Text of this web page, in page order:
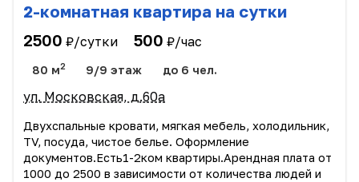
2-комнатная квартира на сутки
2500 ₽/сутки 500 ₽/час
80 м2 9/9 этаж до 6 чел.
ул. Московская, д.60а
Двухспальные кровати, мягкая мебель, холодильник,
TV, посуда, чистое белье. Оформление
документов.Есть1-2ком квартиры.Арендная плата от
1000 до 2500 в зависимости от количества людей и